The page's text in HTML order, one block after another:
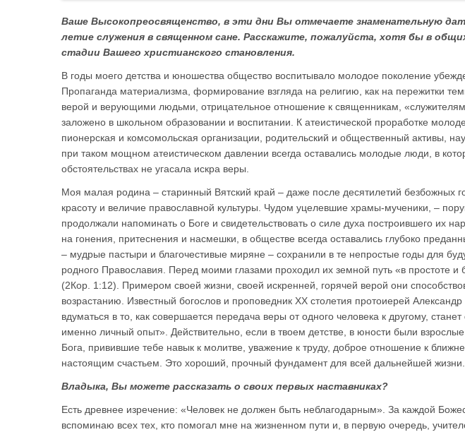
Ваше Высокопреосвященство, в эти дни Вы отмечаете знаменательную
летие служения в священном сане. Расскажите, пожалуйста, хотя бы в
стадии Вашего христианского становления.
В годы моего детства и юношества общество воспитывало молодое поколение
Пропаганда материализма, формирование взгляда на религию, как на пережитки
верой и верующими людьми, отрицательное отношение к священникам, «служителям
заложено в школьном образовании и воспитании. К атеистической проработке
пионерская и комсомольская организации, родительский и общественный активы,
при таком мощном атеистическом давлении всегда оставались молодые люди, в
обстоятельствах не угасала искра веры.
Моя малая родина – старинный Вятский край – даже после десятилетий безбожных
красоту и величие православной культуры. Чудом уцелевшие храмы-мученики, –
продолжали напоминать о Боге и свидетельствовать о силе духа построившего их
на гонения, притеснения и насмешки, в обществе всегда оставались глубоко
– мудрые пастыри и благочестивые миряне – сохранили в те непростые годы для
родного Православия. Перед моими глазами проходил их земной путь «в простоте и
(2Кор. 1:12). Примером своей жизни, своей искренней, горячей верой они
возрастанию. Известный богослов и проповедник ХХ столетия протоиерей
вдуматься в то, как совершается передача веры от одного человека к другому,
именно личный опыт». Действительно, если в твоем детстве, в юности были
Бога, привившие тебе навык к молитве, уважение к труду, доброе отношение к
настоящим счастьем. Это хороший, прочный фундамент для всей дальнейшей жизни.
Владыка, Вы можете рассказать о своих первых наставниках?
Есть древнее изречение: «Человек не должен быть неблагодарным». За каждой
вспоминаю всех тех, кто помогал мне на жизненном пути и, в первую очередь,